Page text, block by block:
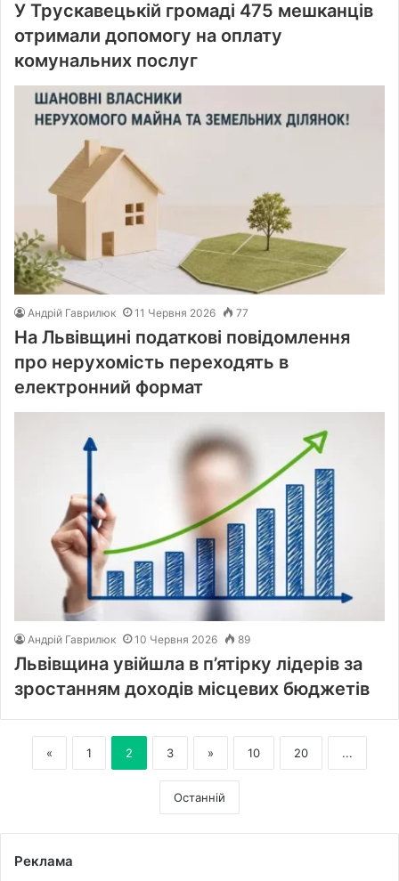
У Трускавецькій громаді 475 мешканців
отримали допомогу на оплату
комунальних послуг
Андрій Гаврилюк 11 Червня 2026 77
На Львівщині податкові повідомлення
про нерухомість переходять в
електронний формат
Андрій Гаврилюк 10 Червня 2026 89
Львівщина увійшла в п’ятірку лідерів за
зростанням доходів місцевих бюджетів
« 1 2 3 » 10 20 ...
Останній
Реклама